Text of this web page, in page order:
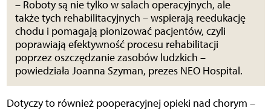
– Roboty są nie tylko w salach operacyjnych, ale
także tych rehabilitacyjnych – wspierają reedukację
chodu i pomagają pionizować pacjentów, czyli
poprawiają efektywność procesu rehabilitacji
poprzez oszczędzanie zasobów ludzkich –
powiedziała Joanna Szyman, prezes NEO Hospital.
Dotyczy to również pooperacyjnej opieki nad chorym –